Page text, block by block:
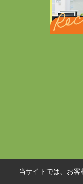
当サイトでは、お